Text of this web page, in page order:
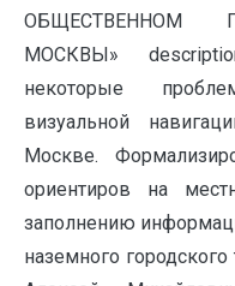
ОБЩЕСТВЕННОМ
МОСКВЫ»
некоторые
визуальной
Москве.
ориентиров на
заполнению
наземного городского